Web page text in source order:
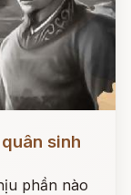
sinh
phần nào